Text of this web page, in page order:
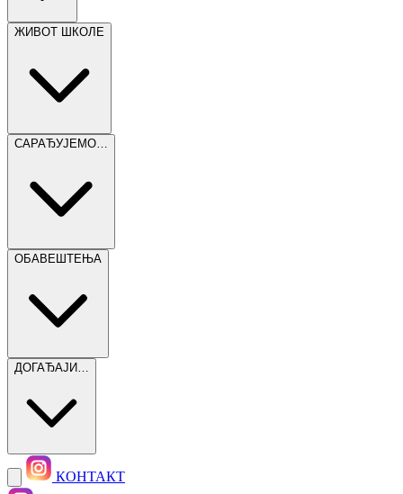
ЖИВОТ ШКОЛЕ
САРАЂУЈЕМО…
ОБАВЕШТЕЊА
ДОГАЂАЈИ…
КОНТАКТ